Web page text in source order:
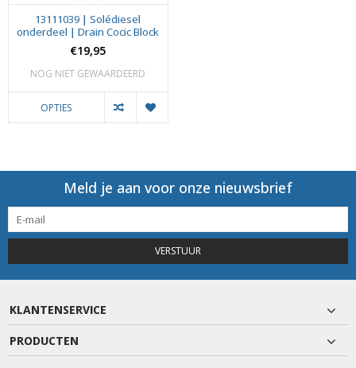
13111039 | Solédiesel
onderdeel | Drain Cocic Block
€19,95
NOG NIET GEWAARDEERD
OPTIES
Meld je aan voor onze nieuwsbrief
VERSTUUR
KLANTENSERVICE
PRODUCTEN